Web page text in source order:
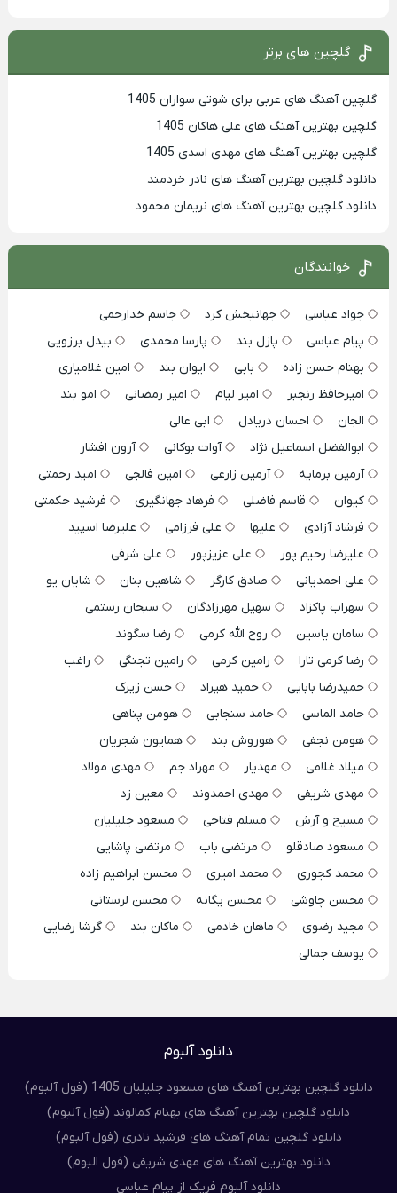
گلچین های برتر
گلچین آهنگ های عربی برای شوتی سواران 1405
گلچین بهترين آهنگ های علی هاکان 1405
گلچین بهترین آهنگ های مهدی اسدی 1405
دانلود گلچین بهترین آهنگ های نادر خردمند
دانلود گلچین بهترین آهنگ های نریمان محمود
خوانندگان
جواد عباسی جهانبخش کرد
جاسم خدارحمی
پیام عباسی
پازل بند پارسا محمدی
بیدل برزویی
بهنام حسن زاده
بابی ایوان بند
امین غلامیاری
امیرحافظ رنجبر
امیر لیام امیر رمضانی
امو بند
الجان
احسان دریادل
ابی عالی
ابوالفضل اسماعیل نژاد
آوات بوکانی
آرون افشار
آرمین برمایه
آرمین زارعی امین فالجی
امید رحمتی
کیوان
قاسم فاضلی فرهاد جهانگیری
فرشید حکمتی
فرشاد آزادی
علیها علی فرزامی
علیرضا اسپید
علیرضا رحیم پور
علی عزیزپور
علی شرفی
علی احمدیانی
صادق کارگر شاهین بنان
شایان یو
سهراب پاکزاد
سهیل مهرزادگان
سبحان رستمی
سامان یاسین
روح الله کرمی
رضا سگوند
رضا کرمی تارا
رامین کرمی رامین تجنگی
راغب
حمیدرضا بابایی
حمید هیراد
حسن زیرک
حامد الماسی
حامد سنجابی
هومن پناهی
هومن نجفی
هوروش بند
همایون شجریان
میلاد غلامی
مهدیار مهراد جم
مهدی مولاد
مهدی شریفی
مهدی احمدوند
معین زد
مسیح و آرش
مسلم فتاحی
مسعود جلیلیان
مسعود صادقلو
مرتضی باب
مرتضی پاشایی
محمد کجوری
محمد امیری
محسن ابراهیم زاده
محسن چاوشی
محسن یگانه
محسن لرستانی
مجید رضوی
ماهان خادمی ماکان بند
گرشا رضایی
یوسف جمالی
دانلود آلبوم
دانلود گلچین بهترین آهنگ های مسعود جلیلیان 1405 (فول آلبوم)
دانلود گلچین بهترین آهنگ های بهنام کمالوند (فول آلبوم)
دانلود گلچین تمام آهنگ های فرشید نادری (فول آلبوم)
دانلود بهترین آهنگ های مهدی شریفی (فول البوم)
دانلود آلبوم فریک از پیام عباسی